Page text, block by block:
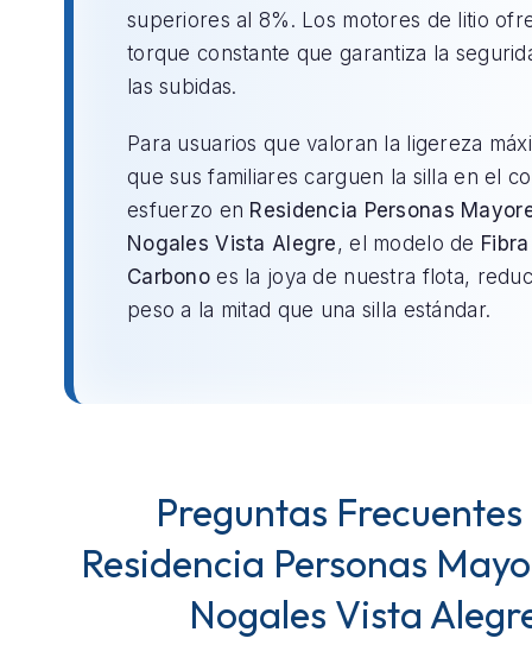
superiores al 8%. Los motores de litio
torque constante que garantiza la
las subidas.
Para usuarios que valoran la ligereza
que sus familiares carguen la silla en el
esfuerzo en Residencia Personas
Nogales Vista Alegre, el modelo de
Carbono es la joya de nuestra flota,
peso a la mitad que una silla estándar.
Preguntas Frecuentes
Residencia Personas
Nogales Vista